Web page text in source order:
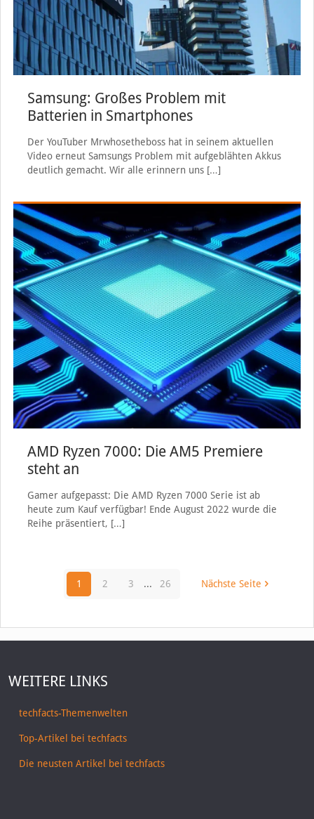
Samsung: Großes Problem mit
Batterien in Smartphones
Der YouTuber Mrwhosetheboss hat in seinem aktuellen
Video erneut Samsungs Problem mit aufgeblähten Akkus
deutlich gemacht. Wir alle erinnern uns[…]
AMD Ryzen 7000: Die AM5 Premiere
steht an
Gamer aufgepasst: Die AMD Ryzen 7000 Serie ist ab
heute zum Kauf verfügbar! Ende August 2022 wurde die
Reihe präsentiert, […]
1 2 3 ... 26 Nächste Seite
WEITERE LINKS
techfacts-Themenwelten
Top-Artikel bei techfacts
Die neusten Artikel bei techfacts